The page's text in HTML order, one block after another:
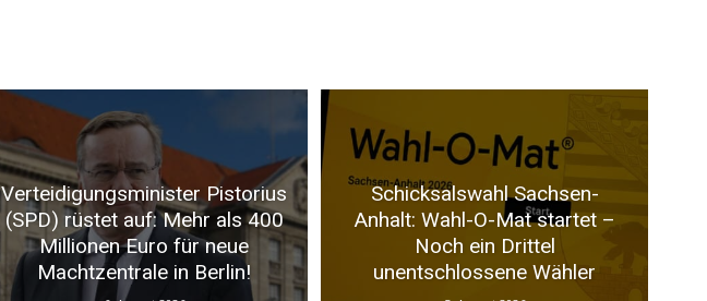
Verteidigungsminister Pistorius
(SPD) rüstet auf: Mehr als 400
Millionen Euro für neue
Machtzentrale in Berlin!
Schicksalswahl Sachsen-
Anhalt: Wahl-O-Mat startet –
Noch ein Drittel
unentschlossene Wähler